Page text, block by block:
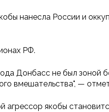
нанесла России и
РФ.
Донбасс не был зоной
вмешательства", —
агрессор якобы